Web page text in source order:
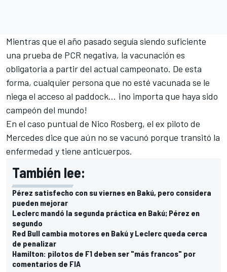
Mientras que el año pasado seguía siendo suficiente
una prueba de PCR negativa, la vacunación es
obligatoria a partir del actual campeonato. De esta
forma, cualquier persona que no esté vacunada se le
niega el acceso al paddock... ¡no importa que haya sido
campeón del mundo!
En el caso puntual de Nico Rosberg, el ex piloto de
Mercedes dice que aún no se vacunó porque transitó la
enfermedad y tiene anticuerpos.
También lee:
Pérez satisfecho con su viernes en Bakú, pero considera
pueden mejorar
Leclerc mandó la segunda práctica en Bakú; Pérez en
segundo
Red Bull cambia motores en Bakú y Leclerc queda cerca
de penalizar
Hamilton: pilotos de F1 deben ser "más francos" por
comentarios de FIA